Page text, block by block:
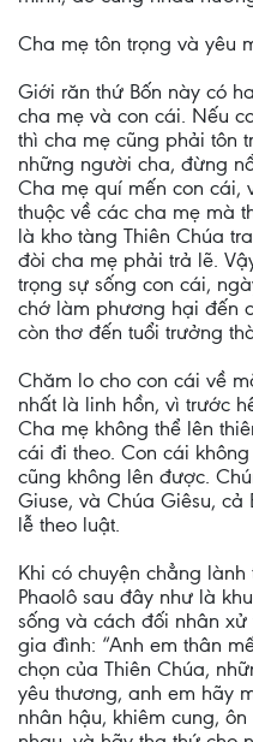
Cha mẹ tôn trọng và yêu
Giới răn thứ Bốn này có
cha mẹ và con cái. Nếu
thì cha mẹ cũng phải tôn
những người cha, đừng
Cha mẹ quí mến con cái,
thuộc về các cha mẹ mà
là kho tàng Thiên Chúa
đòi cha mẹ phải trả lẽ.
trọng sự sống con cái,
chớ làm phương hại đến
còn thơ đến tuổi trưởng
Chăm lo cho con cái về
nhất là linh hồn, vì trước
Cha mẹ không thể lên
cái đi theo. Con cái
cũng không lên được.
Giuse, và Chúa Giêsu,
lễ theo luật.
Khi có chuyện chẳng
Phaolô sau đây như là
sống và cách đối nhân
gia đình: “Anh em thân
chọn của Thiên Chúa,
yêu thương, anh em hãy
nhân hậu, khiêm cung,